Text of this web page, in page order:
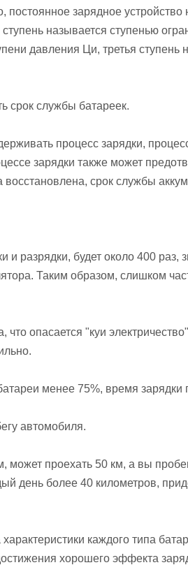
постоянное зарядное
называется ступенью
давления Ци, третья ступень
срок службы батареек.
процесс зарядки,
зарядки также может
срок службы
разрядки, будет около 400 раз,
Таким образом, слишком
что опасается "куи
менее 75%, время
автомобиля.
проехать 50 км, а вы
день более 40 километров,
каждого типа
хорошего эффекта